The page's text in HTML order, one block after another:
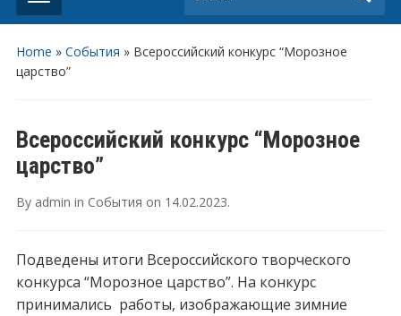
Home » События » Всероссийский конкурс “Морозное
царство”
Всероссийский конкурс “Морозное
царство”
By admin in События on 14.02.2023.
Подведены итоги Всероссийского творческого
конкурса “Морозное царство”. На конкурс
принимались работы, изображающие зимние